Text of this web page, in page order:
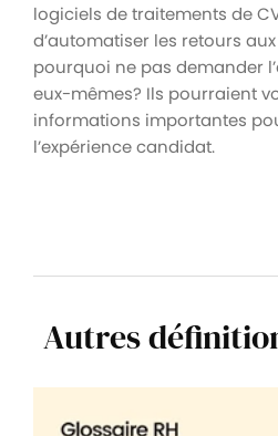
logiciels de traitements de
d’automatiser les retours
pourquoi ne pas demander
eux-mêmes? Ils pourraient
informations importantes
l’expérience candidat.
Autres